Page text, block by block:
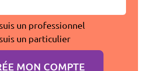
un professionnel
un particulier